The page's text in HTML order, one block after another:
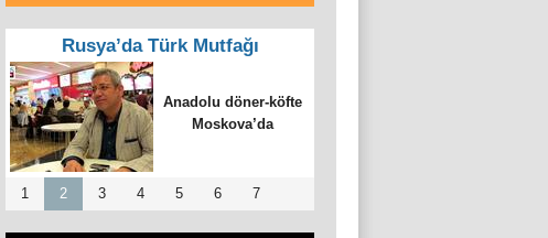
Rusya’da Türk Mutfağı
Arbat’ta Türk restoranı
Bosfor 15. yılını
kutladı
1 2 3 4 5 6 7